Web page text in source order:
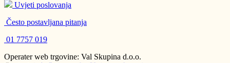
Uvjeti poslovanja
Često postavljana pitanja
01 7757 019
Operater web trgovine: Val Skupina d.o.o.